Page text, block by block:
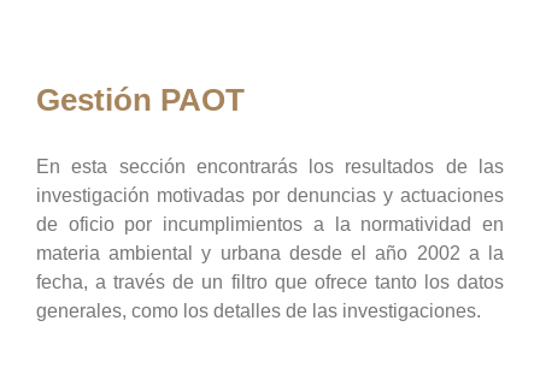
Gestión PAOT
En esta sección encontrarás los resultados de las
investigación motivadas por denuncias y actuaciones
de oficio por incumplimientos a la normatividad en
materia ambiental y urbana desde el año 2002 a la
fecha, a través de un filtro que ofrece tanto los datos
generales, como los detalles de las investigaciones.